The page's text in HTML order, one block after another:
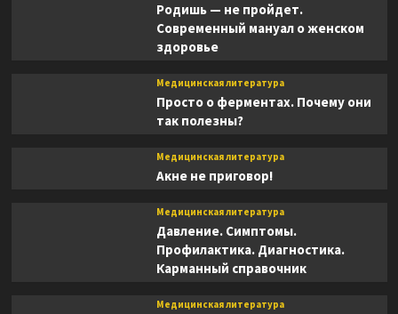
Родишь — не пройдет.
Современный мануал о женском
здоровье
Медицинская литература
Просто о ферментах. Почему они
так полезны?
Медицинская литература
Акне не приговор!
Медицинская литература
Давление. Симптомы.
Профилактика. Диагностика.
Карманный справочник
Медицинская литература